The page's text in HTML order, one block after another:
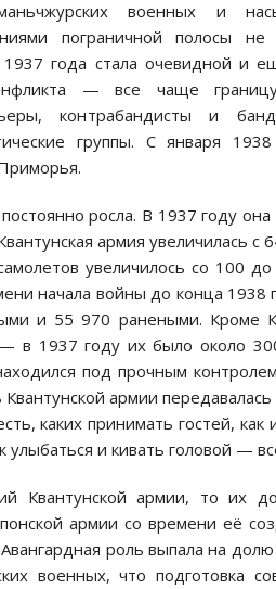
маньчжурских военных и
пограничной полосы не
года стала очевидной и
— все чаще
контрабандисты и
группы. С января
росла. В 1937 году
армия увеличилась с
увеличилось со
начала войны до конца
и 55 970 ранеными. Кроме
в 1937 году их было около
под прочным
армии
каких принимать гостей,
улыбаться и кивать головой —
Квантунской армии, то их
армии со времени её
роль выпала на
военных, что подготовка